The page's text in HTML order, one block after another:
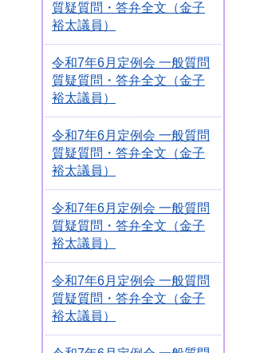
質疑質問・答弁全文（金子
裕太議員）
令和7年6月定例会 一般質問
質疑質問・答弁全文（金子
裕太議員）
令和7年6月定例会 一般質問
質疑質問・答弁全文（金子
裕太議員）
令和7年6月定例会 一般質問
質疑質問・答弁全文（金子
裕太議員）
令和7年6月定例会 一般質問
質疑質問・答弁全文（金子
裕太議員）